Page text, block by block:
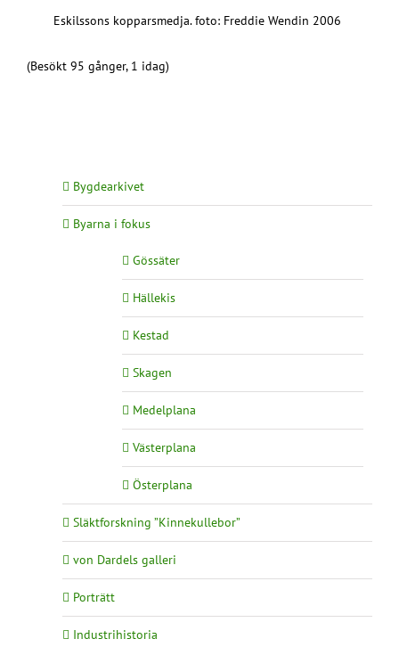
Eskilssons kopparsmedja. foto: Freddie Wendin 2006
(Besökt 95 gånger, 1 idag)
Bygdearkivet
Byarna i fokus
Gössäter
Hällekis
Kestad
Skagen
Medelplana
Västerplana
Österplana
Släktforskning ”Kinnekullebor”
von Dardels galleri
Porträtt
Industrihistoria